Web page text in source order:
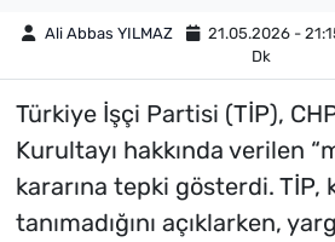
Ali Abbas YILMAZ 21.05.2026 -
Dk
Türkiye İşçi Partisi (TİP),
Kurultayı hakkında verilen
kararına tepki gösterdi. TİP,
tanımadığını açıklarken,